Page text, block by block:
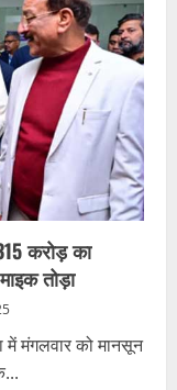
करोड़ का
तोड़ा
में मंगलवार को मानसून